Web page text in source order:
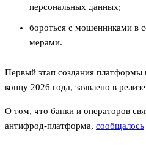
персональных данных;
бороться с мошенниками в
мерами.
Первый этап создания платформы
концу 2026 года, заявлено в
О том, что банки и операторов
антифрод-платформа, сообщалось